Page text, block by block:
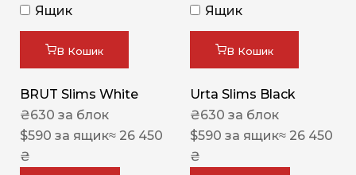
Ящик
В Кошик
BRUT Slims White
₴630 за блок
$590 за ящик≈ 26 450
₴
Ящик
В Кошик
Urta Slims Black
₴630 за блок
$590 за ящик≈ 26 450
₴